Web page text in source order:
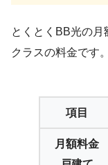
とくとくBB光の
クラスの料金です。
項目
月額料金